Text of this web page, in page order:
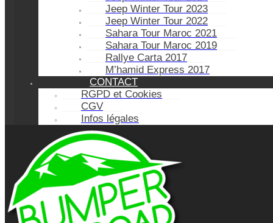
Jeep Winter Tour 2023
Jeep Winter Tour 2022
Sahara Tour Maroc 2021
Sahara Tour Maroc 2019
Rallye Carta 2017
M’hamid Express 2017
CONTACT
RGPD et Cookies
CGV
Infos légales